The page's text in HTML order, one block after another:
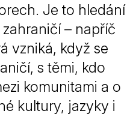
Je to hledání
– napříč
vzniká, když se
s těmi, kdo
komunitami a o
kultury, jazyky i